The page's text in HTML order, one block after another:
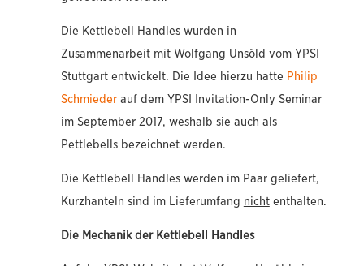
Die Kettlebell Handles wurden in
Zusammenarbeit mit Wolfgang Unsöld vom YPSI
Stuttgart entwickelt. Die Idee hierzu hatte Philip
Schmiederauf dem YPSI Invitation-Only Seminar
im September 2017, weshalb sie auch als
Pettlebells bezeichnet werden.
Die Kettlebell Handles werden im Paar geliefert,
Kurzhanteln sind im Lieferumfang nichtenthalten.
Die Mechanik der Kettlebell Handles